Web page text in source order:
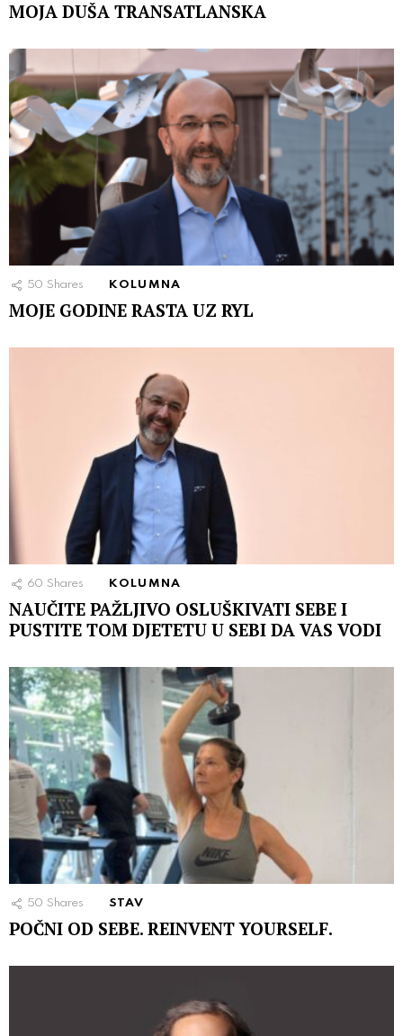
MOJA DUŠA TRANSATLANSKA
50 Shares KOLUMNA
MOJE GODINE RASTA UZ RYL
60 Shares KOLUMNA
NAUČITE PAŽLJIVO OSLUŠKIVATI SEBE I
PUSTITE TOM DJETETU U SEBI DA VAS VODI
50 Shares STAV
POČNI OD SEBE. REINVENT YOURSELF.